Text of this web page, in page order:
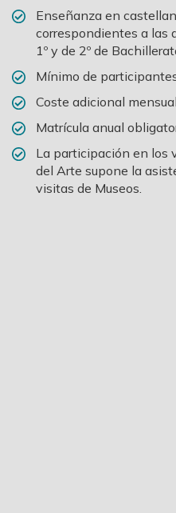
Enseñanza en
correspondientes a las
1º y de 2º de
Mínimo de
Coste adicional
Matrícula anual
La participación en los
del Arte supone la
visitas de Museos.